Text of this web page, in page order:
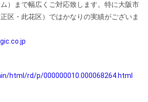
）まで幅広くご対応致します。特に大阪市
区・此花区）ではかなりの実績がございま
html/rd/p/000000010.000068264.html